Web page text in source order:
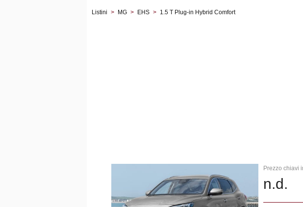
Listini > MG > EHS > 1.5 T Plug-in Hybrid Comfort
Prezzo chiavi
n.d.